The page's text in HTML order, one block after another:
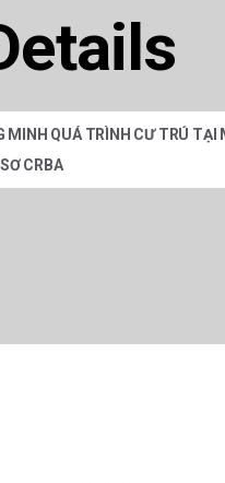
MINH QUÁ TRÌNH CƯ TRÚ TẠI
CRBA